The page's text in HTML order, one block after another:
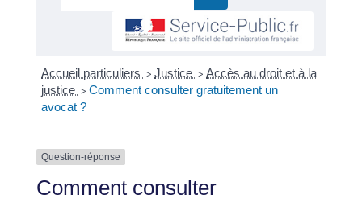
Accueil particuliers > Justice > Accès au droit et à la
justice > Comment consulter gratuitement un
avocat ?
Question-réponse
Comment consulter